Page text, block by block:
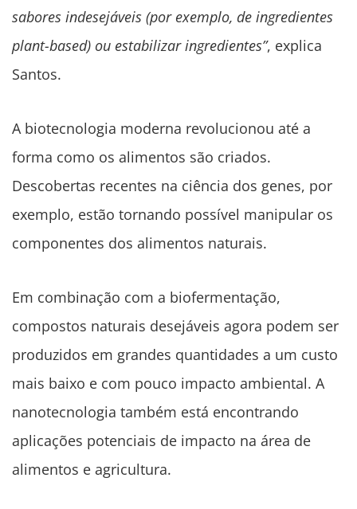
sabores indesejáveis (por exemplo, de ingredientes
plant-based) ​​ou estabilizar ingredientes”, explica
Santos.
A biotecnologia moderna revolucionou até a
forma como os alimentos são criados.
Descobertas recentes na ciência dos genes, por
exemplo, estão tornando possível manipular os
componentes dos alimentos naturais.
Em combinação com a biofermentação,
compostos naturais desejáveis ​​agora podem ser
produzidos em grandes quantidades a um custo
mais baixo e com pouco impacto ambiental. A
nanotecnologia também está encontrando
aplicações potenciais de impacto na área de
alimentos e agricultura.